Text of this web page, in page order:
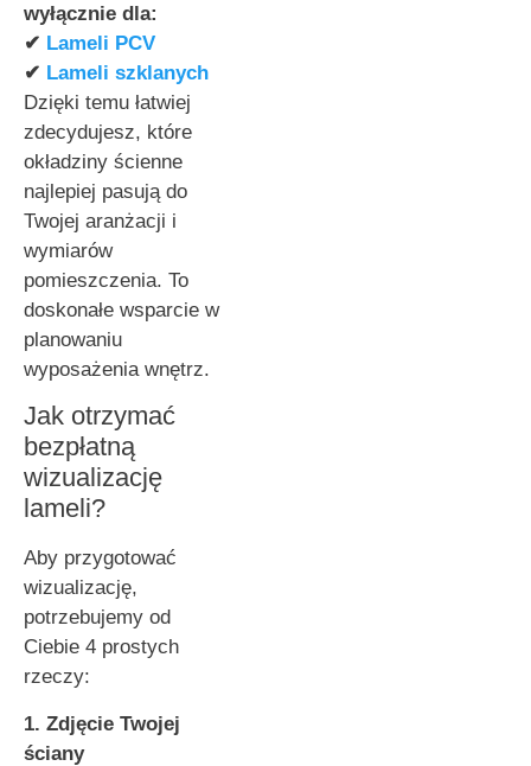
wyłącznie dla:
✔ Lameli PCV
✔ Lameli szklanych
Dzięki temu łatwiej
zdecydujesz, które
okładziny ścienne
najlepiej pasują do
Twojej aranżacji i
wymiarów
pomieszczenia. To
doskonałe wsparcie w
planowaniu
wyposażenia wnętrz.
Jak otrzymać
bezpłatną
wizualizację
lameli?
Aby przygotować
wizualizację,
potrzebujemy od
Ciebie 4 prostych
rzeczy:
1. Zdjęcie Twojej
ściany